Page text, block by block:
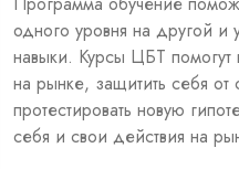
одного уровня на другой и
навыки. Курсы ЦБТ помогут
на рынке, защитить себя
протестировать новую
себя и свои действия на